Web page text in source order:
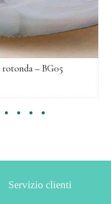
– BG05
Servizio clienti